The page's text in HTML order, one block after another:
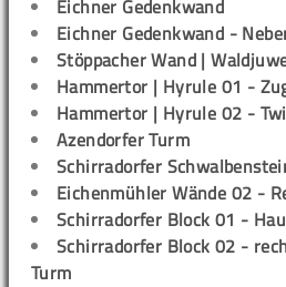
Eichner Gedenkwand
Eichner Gedenkwand -
Stöppacher Wand |
Hammertor | Hyrule 01 -
Hammertor | Hyrule 02 -
Azendorfer Turm
Schirradorfer
Eichenmühler Wände 02 -
Schirradorfer Block 01 -
Schirradorfer Block 02 -
Turm